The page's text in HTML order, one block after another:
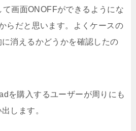
画面ONOFFができるようにな
らだと思います。よくケースの
消えるかどうかを確認したの
を購入するユーザーが周りにも
します。